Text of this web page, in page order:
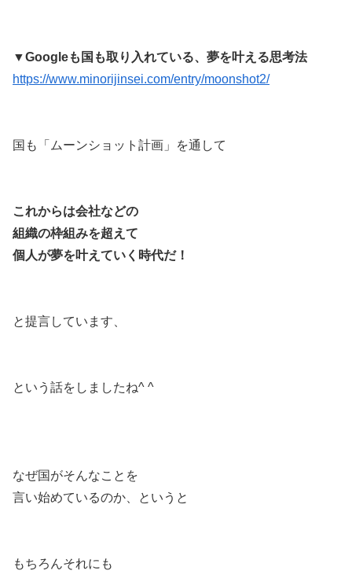
▼Googleも国も取り入れている、夢を叶える思考法
https://www.minorijinsei.com/entry/moonshot2/
国も「ムーンショット計画」を通して
これからは会社などの
組織の枠組みを超えて
個人が夢を叶えていく時代だ！
と提言しています、
という話をしましたね^ ^
なぜ国がそんなことを
言い始めているのか、というと
もちろんそれにも